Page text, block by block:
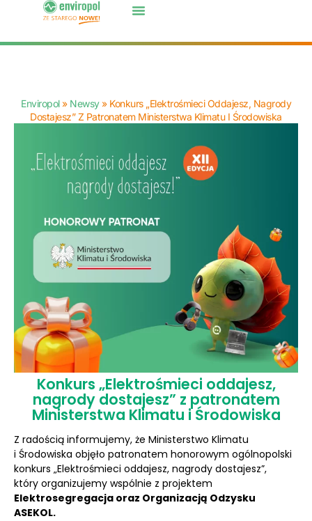
Enviropol» Newsy» Konkurs „Elektrośmieci Oddajesz, Nagrody
Dostajesz” Z Patronatem Ministerstwa Klimatu I Środowiska
Konkurs „Elektrośmieci oddajesz,
nagrody dostajesz” z patronatem
Ministerstwa Klimatu i Środowiska
Z radością informujemy, że Ministerstwo Klimatu
i Środowiska objęło patronatem honorowym ogólnopolski
konkurs „Elektrośmieci oddajesz, nagrody dostajesz”,
który organizujemy wspólnie z projektem
Elektrosegregacja oraz Organizacją Odzysku
ASEKOL.